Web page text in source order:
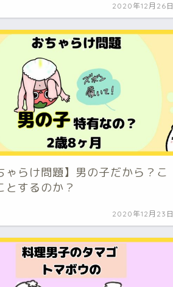
2020年12月26日
ゃらけ問題】男の子だから？こ
とするのか？
2020年12月23日